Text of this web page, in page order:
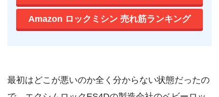
Amazon ロックミシン 売れ筋ランキング
最初はどこが悪いのか全く分からない状態だったの